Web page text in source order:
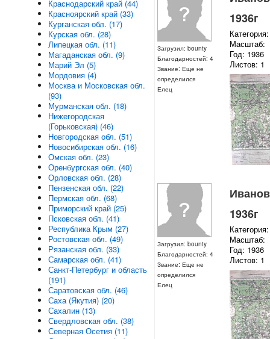
Загрузил: bounty
Благодарностей: 4
Звание: Еще не
определился
Елец
1936г
Масштаб:
Год: 1936
Листов: 1
Загрузил: bounty
Благодарностей: 4
Звание: Еще не
определился
Елец
1936г
Масштаб:
Год: 1936
Листов: 1
Краснодарский край (44)
Красноярский край (33)
Курганская обл. (17)
Курская обл. (28)
Липецкая обл. (11)
Магаданская обл. (9)
Марий Эл (5)
Мордовия (4)
Москва и Московская обл.
(93)
Мурманская обл. (18)
Нижегородская
(Горьковская) (46)
Новгородская обл. (51)
Новосибирская обл. (16)
Омская обл. (23)
Оренбургская обл. (40)
Орловская обл. (28)
Пензенская обл. (22)
Пермская обл. (68)
Приморский край (25)
Псковская обл. (41)
Республика Крым (27)
Ростовская обл. (49)
Рязанская обл. (33)
Самарская обл. (41)
Санкт-Петербург и область
(191)
Саратовская обл. (46)
Саха (Якутия) (20)
Сахалин (13)
Свердловская обл. (38)
Северная Осетия (11)